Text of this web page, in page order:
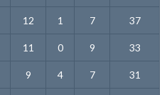
12 1 7 37
11 0 9 33
9 4 7 31